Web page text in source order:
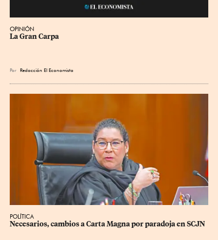
OPINIÓN
La Gran Carpa
Por Redacción El Economista
POLÍTICA
Necesarios, cambios a Carta Magna por paradoja en SCJN